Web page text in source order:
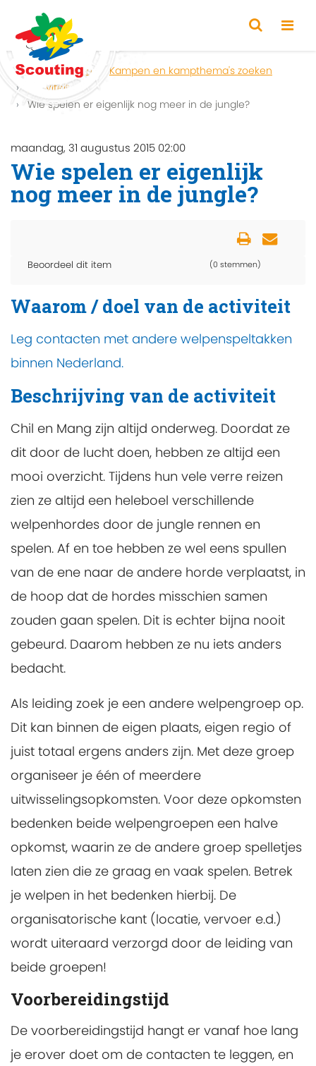
Home Zoeken
Kampen en kampthema's zoeken
Activiteit
Wie spelen er eigenlijk nog meer in de jungle?
maandag, 31 augustus 2015 02:00
Wie spelen er eigenlijk
nog meer in de jungle?
Beoordeel dit item (0 stemmen)
Waarom / doel van de activiteit
Leg contacten met andere welpenspeltakken
binnen Nederland.
Beschrijving van de activiteit
Chil en Mang zijn altijd onderweg. Doordat ze
dit door de lucht doen, hebben ze altijd een
mooi overzicht. Tijdens hun vele verre reizen
zien ze altijd een heleboel verschillende
welpenhordes door de jungle rennen en
spelen. Af en toe hebben ze wel eens spullen
van de ene naar de andere horde verplaatst, in
de hoop dat de hordes misschien samen
zouden gaan spelen. Dit is echter bijna nooit
gebeurd. Daarom hebben ze nu iets anders
bedacht.
Als leiding zoek je een andere welpengroep op.
Dit kan binnen de eigen plaats, eigen regio of
juist totaal ergens anders zijn. Met deze groep
organiseer je één of meerdere
uitwisselingsopkomsten. Voor deze opkomsten
bedenken beide welpengroepen een halve
opkomst, waarin ze de andere groep spelletjes
laten zien die ze graag en vaak spelen. Betrek
je welpen in het bedenken hierbij. De
organisatorische kant (locatie, vervoer e.d.)
wordt uiteraard verzorgd door de leiding van
beide groepen!
Voorbereidingstijd
De voorbereidingstijd hangt er vanaf hoe lang
je erover doet om de contacten te leggen, en